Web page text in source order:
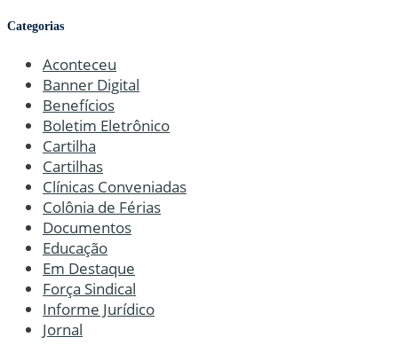
Categorias
Aconteceu
Banner Digital
Benefícios
Boletim Eletrônico
Cartilha
Cartilhas
Clínicas Conveniadas
Colônia de Férias
Documentos
Educação
Em Destaque
Força Sindical
Informe Jurídico
Jornal